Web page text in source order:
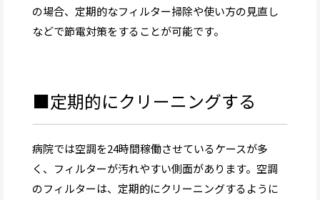
の場合、定期的なフィルター掃除や使い方の見直し
などで節電対策をすることが可能です。
■定期的にクリーニングする
病院では空調を24時間稼働させているケースが多
く、フィルターが汚れやすい側面があります。空調
のフィルターは、定期的にクリーニングするように